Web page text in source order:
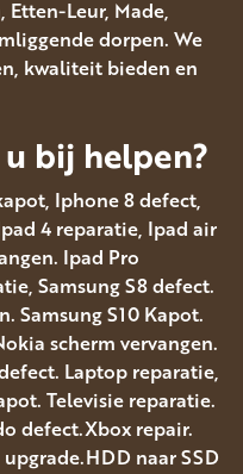
Etten-Leur, Made,
dorpen. We
kwaliteit bieden en
bij helpen?
Iphone 8 defect,
4 reparatie, Ipad air
Ipad Pro
Samsung S8 defect.
Samsung S10 Kapot.
scherm vervangen.
Laptop reparatie,
Televisie reparatie.
defect.Xbox repair.
naar SSD